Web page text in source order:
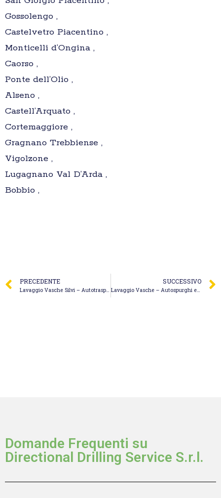
Gossolengo ,
Castelvetro Piacentino ,
Monticelli d’Ongina ,
Caorso ,
Ponte dell’Olio ,
Alseno ,
Castell’Arquato ,
Cortemaggiore ,
Gragnano Trebbiense ,
Vigolzone ,
Lugagnano Val D’Arda ,
Bobbio ,
PRECEDENTE
Lavaggio Vasche Silvi – Autotrasporti Santoro & D’Arcangelo S.n.c. di Santoro Fulvio & D’Arcangelo Roberto
SUCCESSIVO
Lavaggio Vasche – Autospurghi e Stasature Macelloni
Domande Frequenti su
Directional Drilling Service S.r.l.